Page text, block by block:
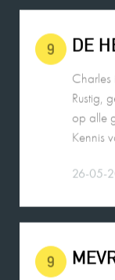
DE
op alle
Kennis
26-05-
9
Wij